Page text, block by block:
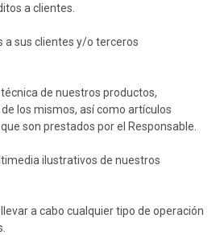
a clientes.
sus clientes y/o terceros
de nuestros productos,
los mismos, así como artículos
son prestados por el Responsable.
ilustrativos de nuestros
a cabo cualquier tipo de operación